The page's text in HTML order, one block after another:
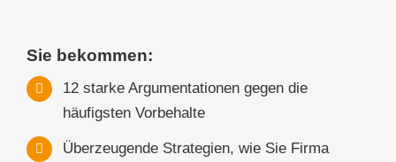
Sie bekommen:
12 starke Argumentationen gegen die
häufigsten Vorbehalte
Überzeugende Strategien, wie Sie Firma